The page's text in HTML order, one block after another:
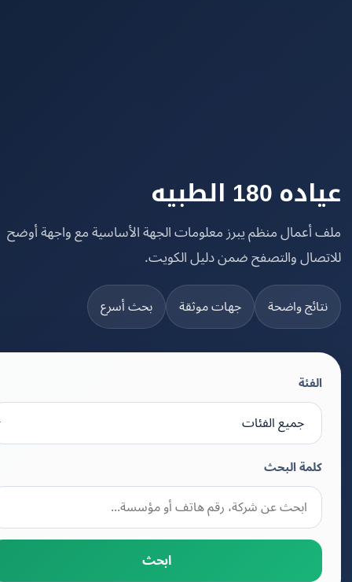
180 الطبيه
منظم يبرز معلومات الجهة الأساسية مع واجهة أوضح
والتصفح ضمن دليل الكويت.
واضحة جهات موثقة بحث أسرع
كلمة البحث
ابحث